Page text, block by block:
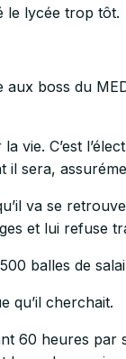
le lycée trop tôt.
aux boss du
vie. C’est
il sera,
va se
et lui refuse
balles de
qu’il cherchait.
60 heures par